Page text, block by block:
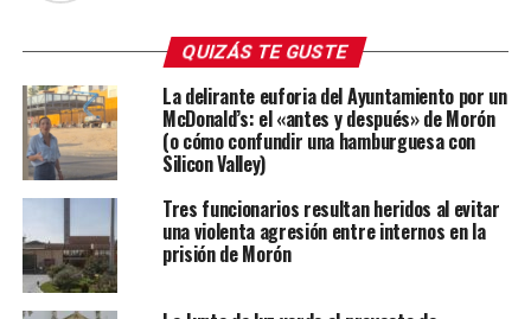
QUIZÁS TE GUSTE
La delirante euforia del Ayuntamiento por un
McDonald’s: el «antes y después» de Morón
(o cómo confundir una hamburguesa con
Silicon Valley)
Tres funcionarios resultan heridos al evitar
una violenta agresión entre internos en la
prisión de Morón